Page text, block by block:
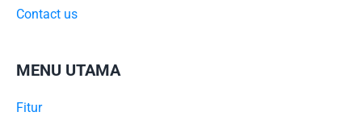
Contact us
MENU UTAMA
Fitur